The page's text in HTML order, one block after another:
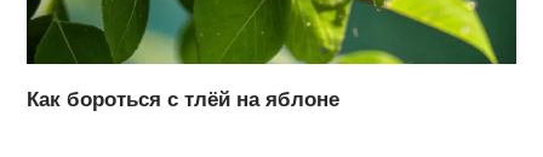
Как бороться с тлёй на яблоне